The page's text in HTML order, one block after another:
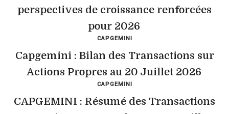
perspectives de croissance renforcées
pour 2026
CAPGEMINI
Capgemini : Bilan des Transactions sur
Actions Propres au 20 Juillet 2026
CAPGEMINI
CAPGEMINI : Résumé des Transactions